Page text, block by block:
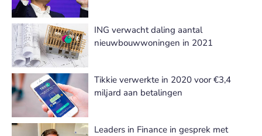
ING verwacht daling aantal
nieuwbouwwoningen in 2021
Tikkie verwerkte in 2020 voor €3,4
miljard aan betalingen
Leaders in Finance in gesprek met